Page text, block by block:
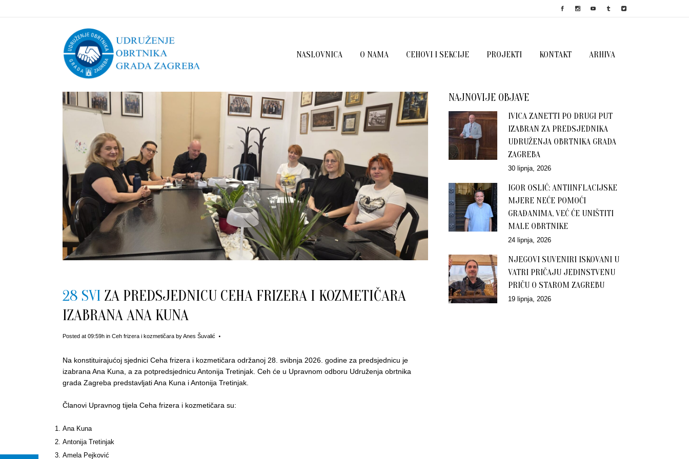
NASLOVNICA O NAMA CEHOVI I SEKCIJE PROJEKTI KONTAKT ARHIVA
28 SVI ZA PREDSJEDNICU CEHA FRIZERA I KOZMETIČARA
IZABRANA ANA KUNA
Posted at 09:59h in Ceh frizera i kozmetičara byAnes Šuvalić
Na konstituirajućoj sjednici Ceha frizera i kozmetičara održanoj 28. svibnja 2026. godine za predsjednicu je
izabrana Ana Kuna, a za potpredsjednicu Antonija Tretinjak. Ceh će u Upravnom odboru Udruženja obrtnika
grada Zagreba predstavljati Ana Kuna i Antonija Tretinjak.
Članovi Upravnog tijela Ceha frizera i kozmetičara su:
Ana Kuna
Antonija Tretinjak
Amela Pejković
NAJNOVIJE OBJAVE
IVICA ZANETTI PO DRUGI PUT
IZABRAN ZA PREDSJEDNIKA
UDRUŽENJA OBRTNIKA GRADA
ZAGREBA
30 lipnja, 2026
IGOR OSLIĆ: ANTIINFLACIJSKE
MJERE NEĆE POMOĆI
GRAĐANIMA, VEĆ ĆE UNIŠTITI
MALE OBRTNIKE
24 lipnja, 2026
NJEGOVI SUVENIRI ISKOVANI U
VATRI PRIČAJU JEDINSTVENU
PRIČU O STAROM ZAGREBU
19 lipnja, 2026